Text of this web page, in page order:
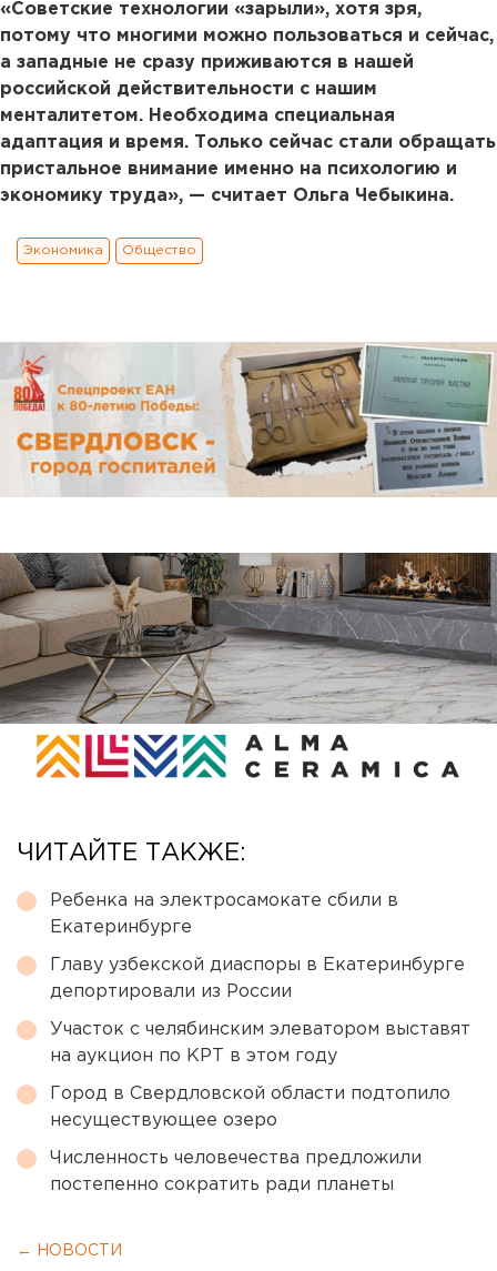
«Советские технологии «зарыли», хотя зря,
потому что многими можно пользоваться и сейчас,
а западные не сразу приживаются в нашей
российской действительности с нашим
менталитетом. Необходима специальная
адаптация и время. Только сейчас стали обращать
пристальное внимание именно на психологию и
экономику труда», — считает Ольга Чебыкина.
Экономика Общество
ЧИТАЙТЕ ТАКЖЕ:
Ребенка на электросамокате сбили в
Екатеринбурге
Главу узбекской диаспоры в Екатеринбурге
депортировали из России
Участок с челябинским элеватором выставят
на аукцион по КРТ в этом году
Город в Свердловской области подтопило
несуществующее озеро
Численность человечества предложили
постепенно сократить ради планеты
← НОВОСТИ